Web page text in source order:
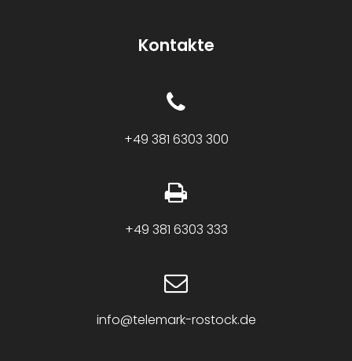
Kontakte
+49 381 6303 300
+49 381 6303 333
info@telemark-rostock.de